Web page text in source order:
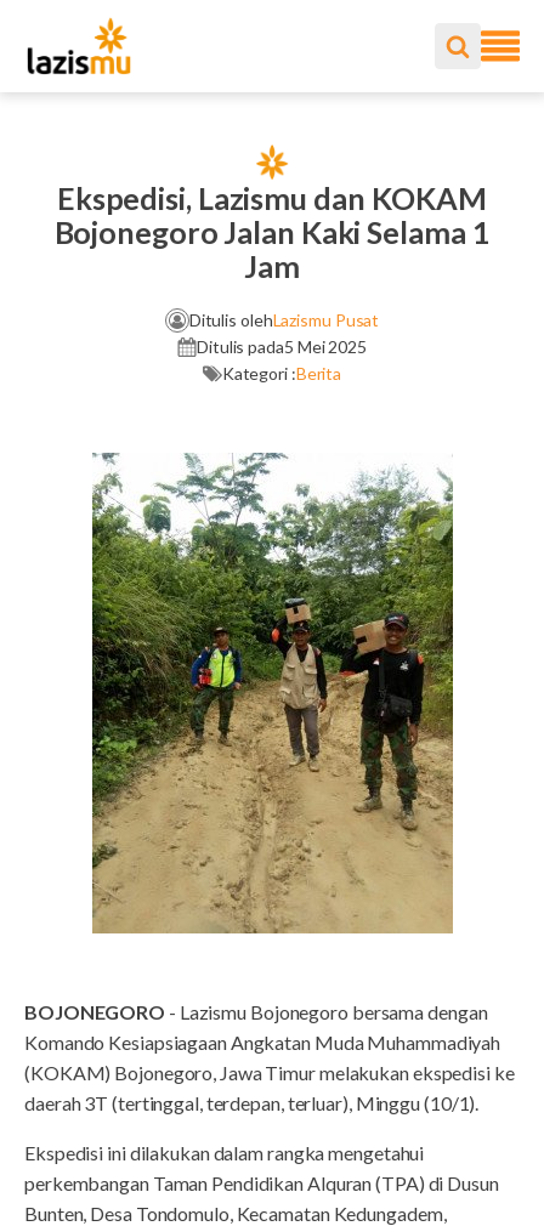
Ekspedisi, Lazismu dan KOKAM
Bojonegoro Jalan Kaki Selama 1
Jam
Ditulis olehLazismu Pusat
Ditulis pada5 Mei 2025
Kategori :Berita
BOJONEGORO - Lazismu Bojonegoro bersama dengan
Komando Kesiapsiagaan Angkatan Muda Muhammadiyah
(KOKAM) Bojonegoro, Jawa Timur melakukan ekspedisi ke
daerah 3T (tertinggal, terdepan, terluar), Minggu (10/1).
Ekspedisi ini dilakukan dalam rangka mengetahui
perkembangan Taman Pendidikan Alquran (TPA) di Dusun
Bunten, Desa Tondomulo, Kecamatan Kedungadem,